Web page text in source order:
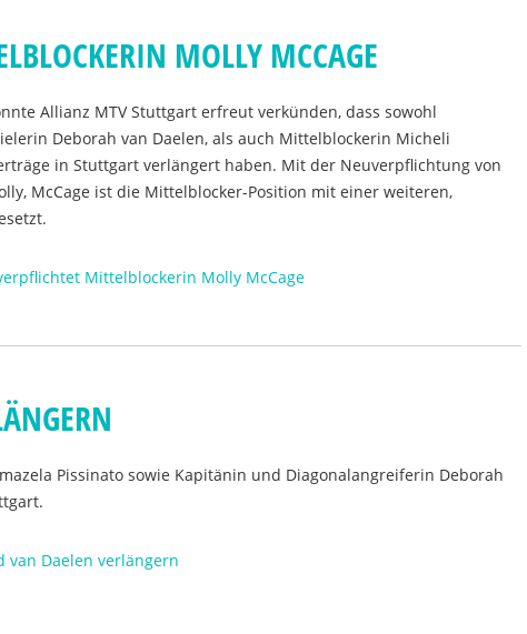
MOLLY MCCAGE
Allianz MTV Stuttgart erfreut verkünden, dass sowohl
Deborah van Daelen, als auch Mittelblockerin Micheli
in Stuttgart verlängert haben. Mit der Neuverpflichtung von
McCage ist die Mittelblocker-Position mit einer weiteren,
Mittelblockerin Molly McCage
Pissinato sowie Kapitänin und Diagonalangreiferin Deborah
van Daelen verlängern